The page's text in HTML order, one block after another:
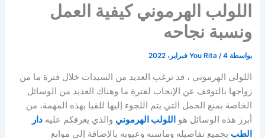
اللولب الهرموني كيفية العمل
ونسبة نجاحه
بواسطة You Rita /4 فبراير، 2022
اللولي الهرموني ، قد ترغب العديد من السيدات خلال فترة ما من
زواجها بالتوقف عن الإنجاب لفترة ما وهناك العديد من الوسائل
الخاصة بمنع الحمل التي يتم اللجوء إليها للقيا بهذه المهمة، من
أبرز هذه الوسائل هو اللولب الهرموني والذي يعرفكم عليهدار
الطب بجميع تفاصيله وماسنه وعيوبه بالإضافة إلى موانع